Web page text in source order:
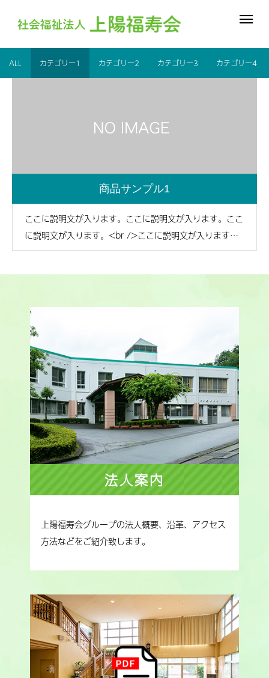
ALL カテゴリー1 カテゴリー2 カテゴリー3 カテゴリー4
商品サンプル1
ここに説明文が入ります。ここに説明文が入ります。ここ
に説明文が入ります。<br />ここに説明文が入ります。
ここに説明文が入ります。
法人案内
上陽福寿会グループの法人概要、沿革、アクセス
方法などをご紹介致します。